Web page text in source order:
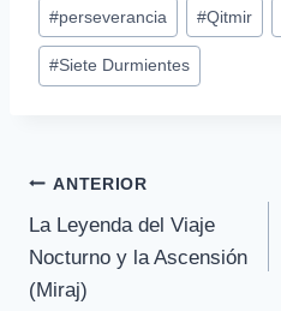
la
entrada:
#perseverancia #Qitmir
#Siete Durmientes
Navegación
de
entradas
ANTERIOR
La Leyenda del Viaje
Nocturno y la Ascensión
(Miraj)